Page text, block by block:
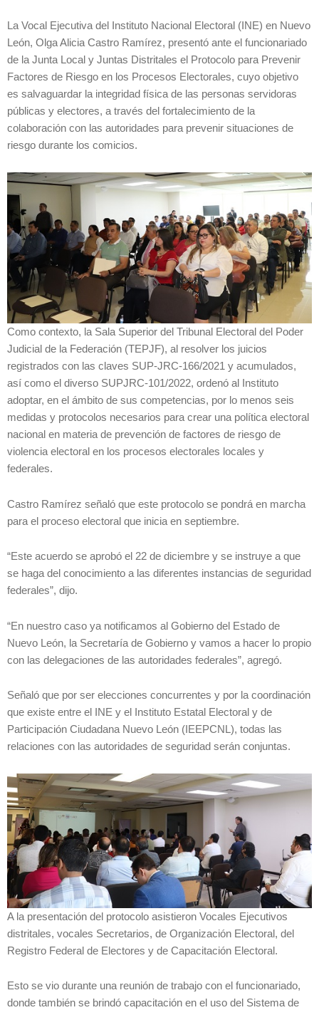
La Vocal Ejecutiva del Instituto Nacional Electoral (INE) en Nuevo
León, Olga Alicia Castro Ramírez, presentó ante el funcionariado
de la Junta Local y Juntas Distritales el Protocolo para Prevenir
Factores de Riesgo en los Procesos Electorales, cuyo objetivo
es salvaguardar la integridad física de las personas servidoras
públicas y electores, a través del fortalecimiento de la
colaboración con las autoridades para prevenir situaciones de
riesgo durante los comicios.
Como contexto, la Sala Superior del Tribunal Electoral del Poder
Judicial de la Federación (TEPJF), al resolver los juicios
registrados con las claves SUP-JRC-166/2021 y acumulados,
así como el diverso SUPJRC-101/2022, ordenó al Instituto
adoptar, en el ámbito de sus competencias, por lo menos seis
medidas y protocolos necesarios para crear una política electoral
nacional en materia de prevención de factores de riesgo de
violencia electoral en los procesos electorales locales y
federales.
Castro Ramírez señaló que este protocolo se pondrá en marcha
para el proceso electoral que inicia en septiembre.
“Este acuerdo se aprobó el 22 de diciembre y se instruye a que
se haga del conocimiento a las diferentes instancias de seguridad
federales”, dijo.
“En nuestro caso ya notificamos al Gobierno del Estado de
Nuevo León, la Secretaría de Gobierno y vamos a hacer lo propio
con las delegaciones de las autoridades federales”, agregó.
Señaló que por ser elecciones concurrentes y por la coordinación
que existe entre el INE y el Instituto Estatal Electoral y de
Participación Ciudadana Nuevo León (IEEPCNL), todas las
relaciones con las autoridades de seguridad serán conjuntas.
A la presentación del protocolo asistieron Vocales Ejecutivos
distritales, vocales Secretarios, de Organización Electoral, del
Registro Federal de Electores y de Capacitación Electoral.
Esto se vio durante una reunión de trabajo con el funcionariado,
donde también se brindó capacitación en el uso del Sistema de